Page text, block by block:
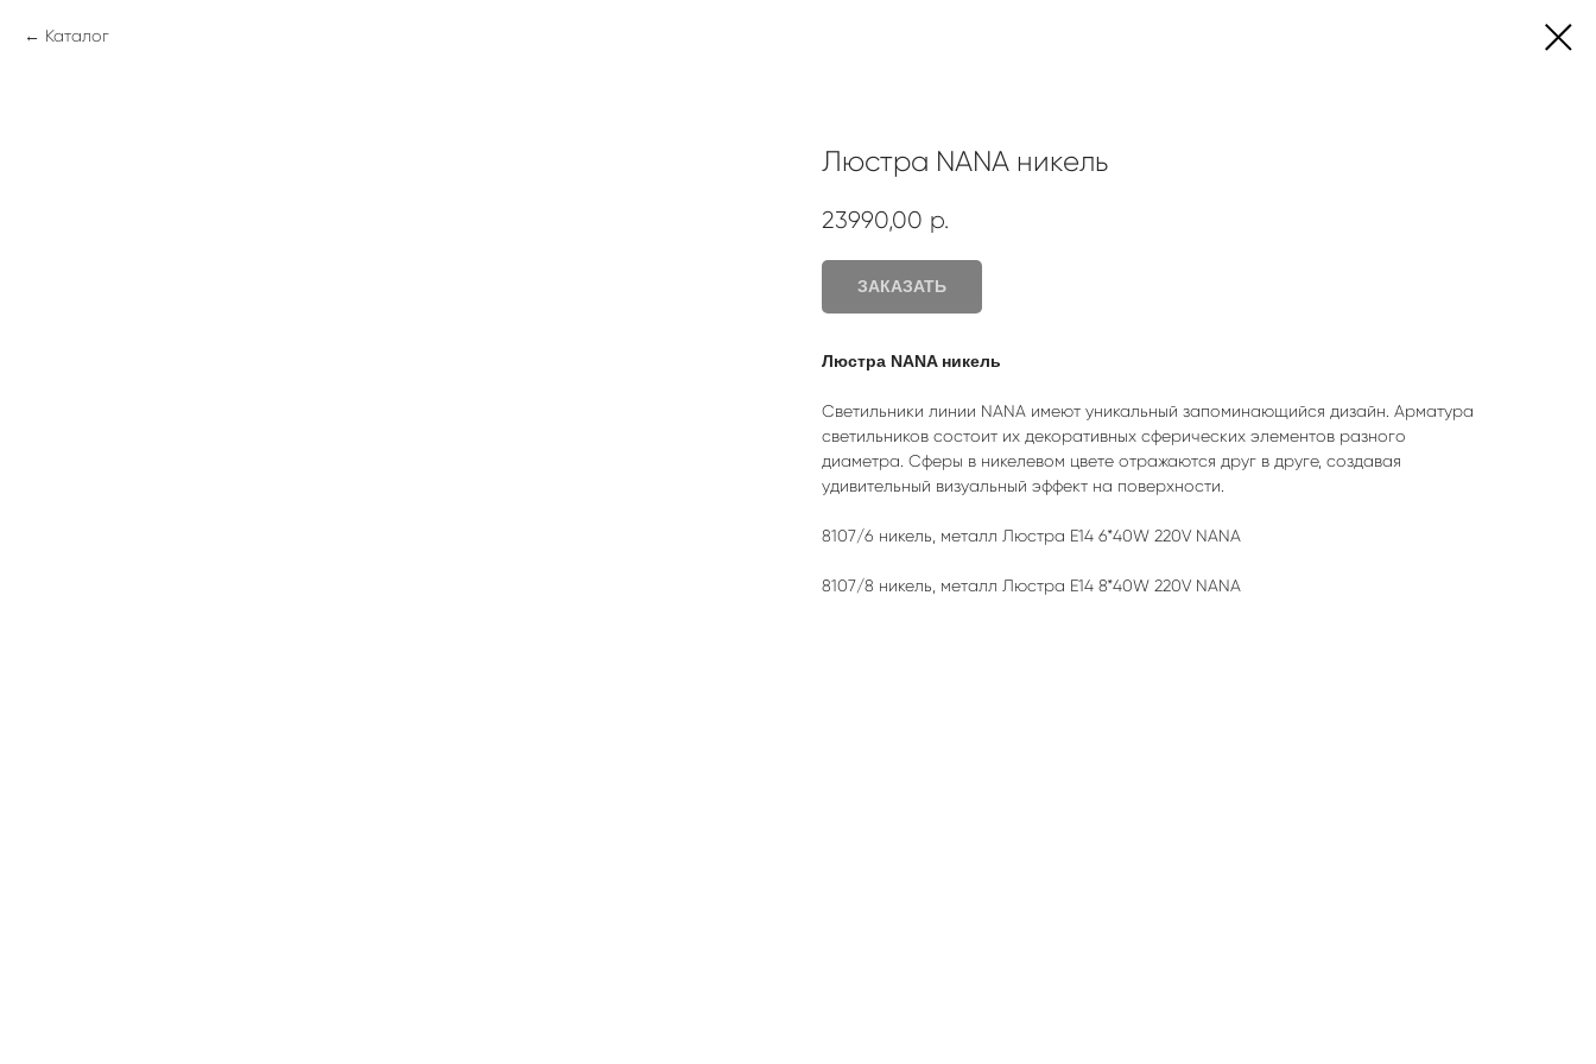
Каталог
Люстра NANA никель
23990,00 р.
ЗАКАЗАТЬ
Люстра NANA никель
Светильники линии NANA имеют уникальный запоминающийся дизайн. Арматура
светильников состоит их декоративных сферических элементов разного
диаметра. Сферы в никелевом цвете отражаются друг в друге, создавая
удивительный визуальный эффект на поверхности.
8107/6 никель, металл Люстра Е14 6*40W 220V NANA
8107/8 никель, металл Люстра Е14 8*40W 220V NANA